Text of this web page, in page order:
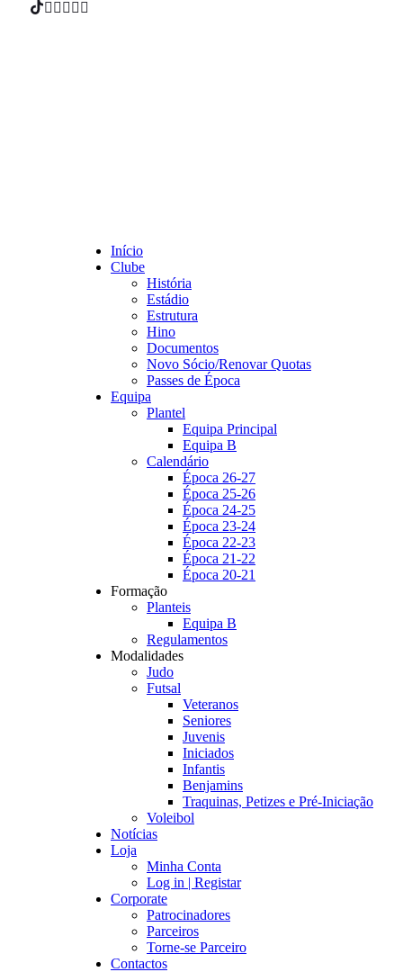
Início
Clube
História
Estádio
Estrutura
Hino
Documentos
Novo Sócio/Renovar Quotas
Passes de Época
Equipa
Plantel
Equipa Principal
Equipa B
Calendário
Época 26-27
Época 25-26
Época 24-25
Época 23-24
Época 22-23
Época 21-22
Época 20-21
Formação
Planteis
Equipa B
Regulamentos
Modalidades
Judo
Futsal
Veteranos
Seniores
Juvenis
Iniciados
Infantis
Benjamins
Traquinas, Petizes e Pré-Iniciação
Voleibol
Notícias
Loja
Minha Conta
Log in | Registar
Corporate
Patrocinadores
Parceiros
Torne-se Parceiro
Contactos